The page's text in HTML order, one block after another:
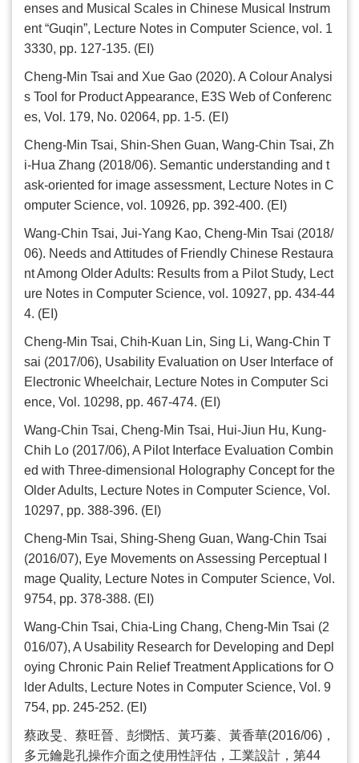
enses and Musical Scales in Chinese Musical Instrum
ent“Guqin”, Lecture Notes in Computer Science, vol. 1
3330, pp. 127-135. (EI)
Cheng-Min Tsai and Xue Gao (2020). A Colour Analysi
s Tool for Product Appearance, E3S Web of Conferenc
es, Vol. 179, No. 02064, pp. 1-5. (EI)
Cheng-Min Tsai, Shin-Shen Guan, Wang-Chin Tsai, Zh
i-Hua Zhang (2018/06). Semantic understanding and t
ask-oriented for image assessment, Lecture Notes in C
omputer Science, vol. 10926, pp. 392-400. (EI)
Wang-Chin Tsai, Jui-Yang Kao, Cheng-Min Tsai (2018/
06). Needs and Attitudes of Friendly Chinese Restaura
nt Among Older Adults: Results from a Pilot Study, Lect
ure Notes in Computer Science, vol. 10927, pp. 434-44
4. (EI)
Cheng-Min Tsai, Chih-Kuan Lin, Sing Li, Wang-Chin T
sai (2017/06), Usability Evaluation on User Interface of
Electronic Wheelchair, Lecture Notes in Computer Sci
ence, Vol. 10298, pp. 467-474. (EI)
Wang-Chin Tsai, Cheng-Min Tsai, Hui-Jiun Hu, Kung-
Chih Lo (2017/06), A Pilot Interface Evaluation Combin
ed with Three-dimensional Holography Concept for the
Older Adults, Lecture Notes in Computer Science, Vol.
10297, pp. 388-396. (EI)
Cheng-Min Tsai, Shing-Sheng Guan, Wang-Chin Tsai
(2016/07), Eye Movements on Assessing Perceptual I
mage Quality, Lecture Notes in Computer Science, Vol.
9754, pp. 378-388. (EI)
Wang-Chin Tsai, Chia-Ling Chang, Cheng-Min Tsai (2
016/07), A Usability Research for Developing and Depl
oying Chronic Pain Relief Treatment Applications for O
lder Adults, Lecture Notes in Computer Science, Vol. 9
754, pp. 245-252. (EI)
蔡政旻、蔡旺晉、彭憫恬、黃巧蓁、黃香華(2016/06) ，
多元鑰匙孔操作介面之使用性評估，工業設計，第44